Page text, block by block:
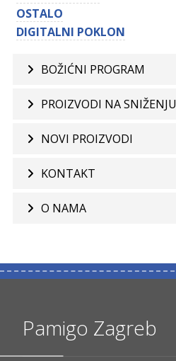
OSTALO
DIGITALNI POKLON
BOŽIĆNI PROGRAM
PROIZVODI NA SNIŽENJU
NOVI PROIZVODI
KONTAKT
O NAMA
Pamigo Zagreb